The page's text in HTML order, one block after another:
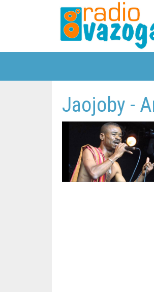
Jaojoby -